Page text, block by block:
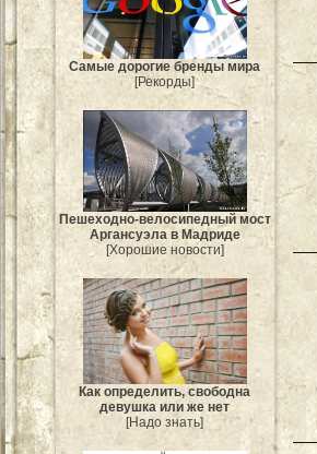
Самые дорогие бренды мира
[Рекорды]
Пешеходно-велосипедный мост
Аргансуэла в Мадриде
[Хорошие новости]
Как определить, свободна
девушка или же нет
[Надо знать]